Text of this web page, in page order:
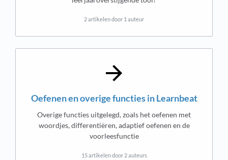
2 artikelen door 1 auteur
Oefenen en overige functies in Learnbeat
Overige functies uitgelegd, zoals het oefenen met
woordjes, differentiëren, adaptief oefenen en de
voorleesfunctie
15 artikelen door 2 auteurs